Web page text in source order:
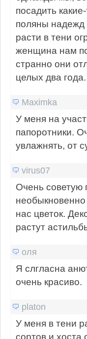
посадить
поляны надежд
расти в тени
женщина нам
странно они
целых два года.
Maximka
У меня на
папоротники.
увлажнять, от
virus07
Очень советую
нас цветок.
растут
оля
Я слгласна
очень красиво.
platon
У меня в тени
сортов и